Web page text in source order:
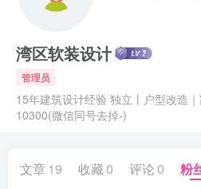
湾区软装设计
管理员
15年建筑设计经验 独立丨户型改造
10300(微信同号去掉-)
文章19 收藏 0 评论 0 粉